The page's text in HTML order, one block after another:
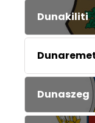
Dunakiliti
Dunaszeg